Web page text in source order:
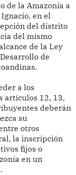
de la Amazonía a
en el
del distrito
del mismo
de la Ley
de
a los
artículos 12, 13,
deberán
su
otros
la inscripción
fijos o
en un